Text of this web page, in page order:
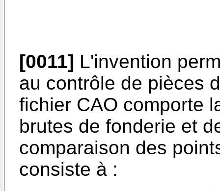
[0011] L'invention
au contrôle de pièces
fichier CAO comporte
brutes de fonderie et
comparaison des
consiste à :